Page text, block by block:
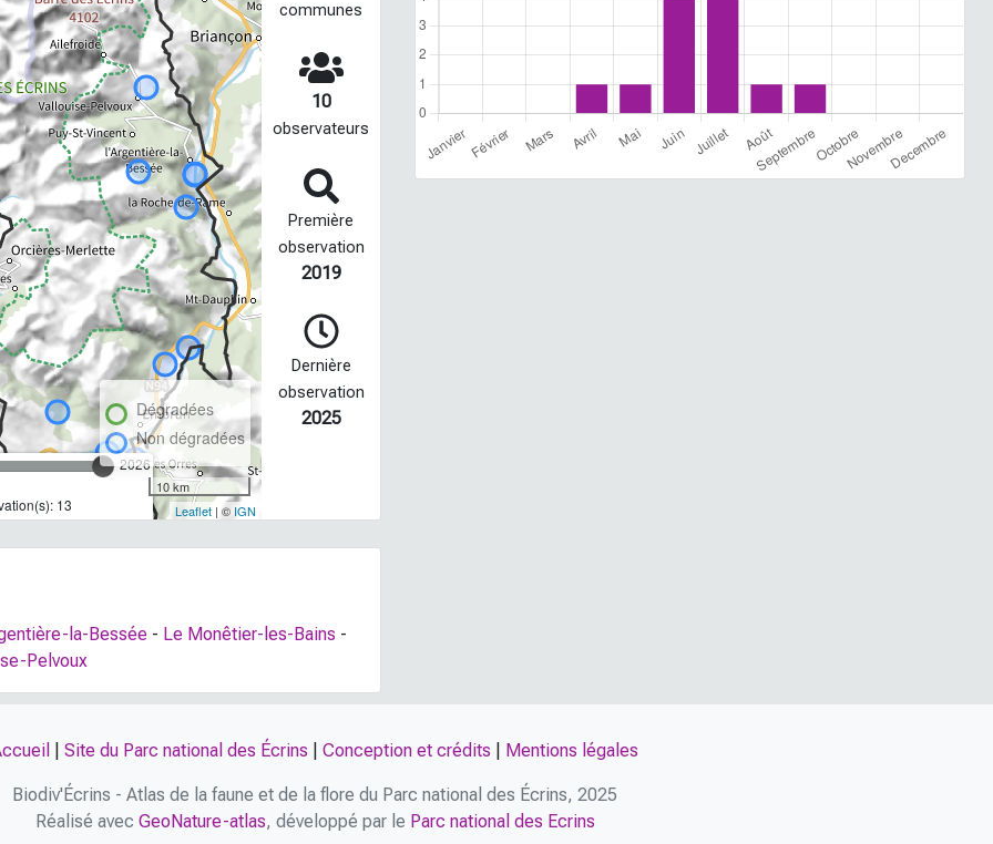
2026
13
Dégradées
Non dégradées
10 km
Leaflet| © IGN
communes
10
observateurs
Première
observation
2019
Dernière
observation
2025
la-Bessée - Le Monêtier-les-Bains -
Pelvoux
Site du Parc national des Écrins Conception et crédits Mentions légales
Biodiv'Écrins - Atlas de la faune et de la flore du Parc national des Écrins, 2025
Réalisé avec GeoNature-atlas, développé par le Parc national des Ecrins